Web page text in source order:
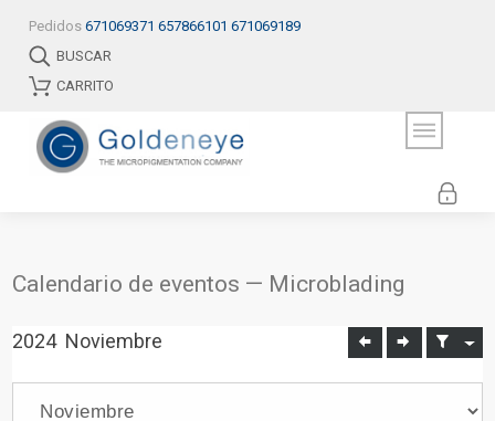
Pedidos 671069371 657866101 671069189
BUSCAR
CARRITO
Calendario de eventos — Microblading
2024 Noviembre